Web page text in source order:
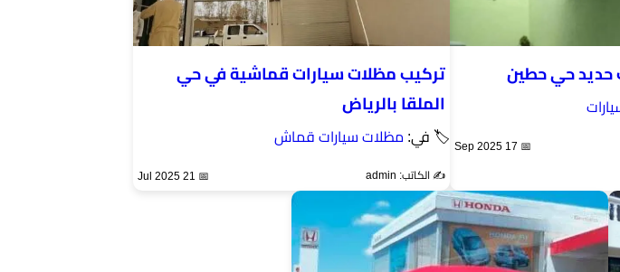
حديد حي حطين
📅 17 Sep 2025
تركيب مظلات سيارات قماشية في حي
الملقا بالرياض
🏷 في: مظلات سيارات قماش
✍️ الكاتب: admin 📅 21 Jul 2025